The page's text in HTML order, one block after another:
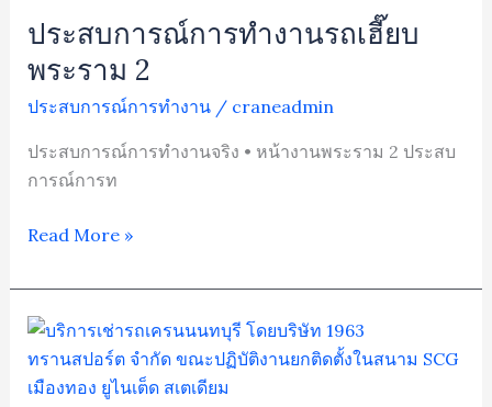
ประสบการณ์การทำงานรถเฮี๊ยบ
พระราม 2
ประสบการณ์การทำงาน/ craneadmin
ประสบการณ์การทำงานจริง • หน้างานพระราม 2 ประสบ
การณ์การท
รถ
เฮี๊ยบ
2
Read More »
1963
ทรานสปอร์ต
ณ